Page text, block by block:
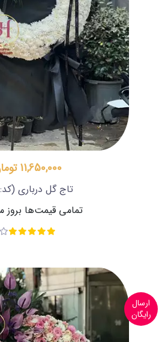
11,650,000 تومان
تاج گل درباری (کد:482)
تمامی قیمت‌ها بروز
ارسال
رایگان